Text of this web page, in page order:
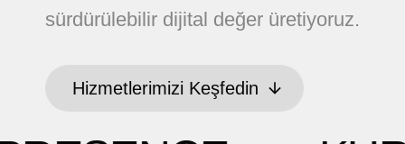
sürdürülebilir dijital değer üretiyoruz.
Hizmetlerimizi Keşfedin